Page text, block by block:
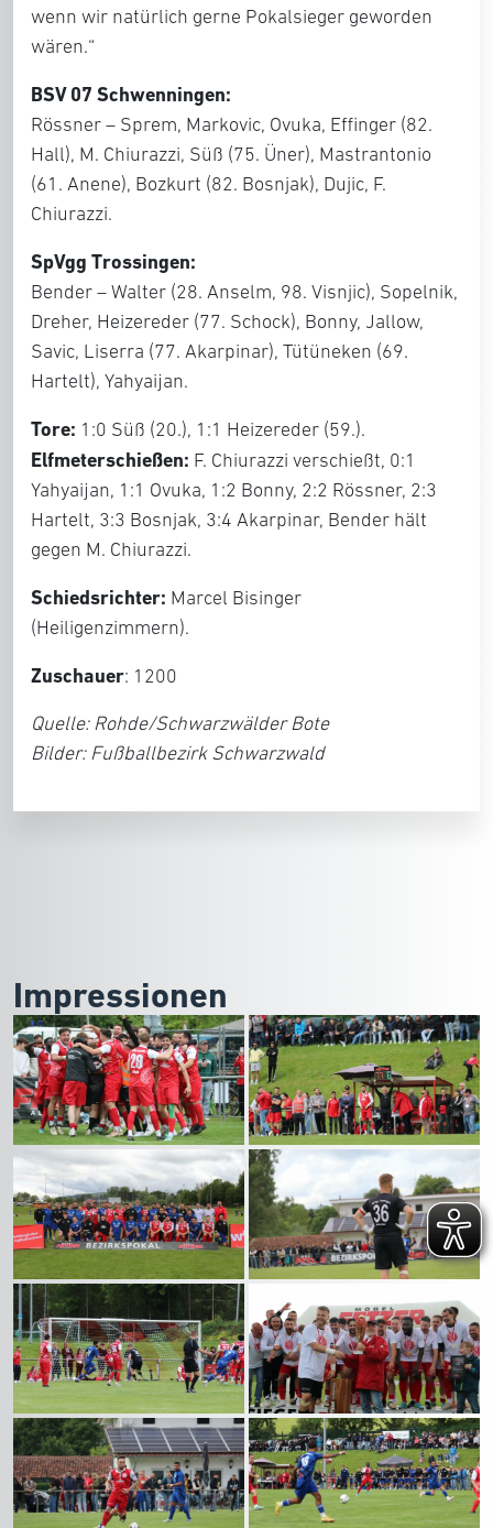
wenn wir natürlich gerne Pokalsieger geworden
wären.“
BSV 07 Schwenningen:
Rössner – Sprem, Markovic, Ovuka, Effinger (82.
Hall), M. Chiurazzi, Süß (75. Üner), Mastrantonio
(61. Anene), Bozkurt (82. Bosnjak), Dujic, F.
Chiurazzi.
SpVgg Trossingen:
Bender – Walter (28. Anselm, 98. Visnjic), Sopelnik,
Dreher, Heizereder (77. Schock), Bonny, Jallow,
Savic, Liserra (77. Akarpinar), Tütüneken (69.
Hartelt), Yahyaijan.
Tore: 1:0 Süß (20.), 1:1 Heizereder (59.).
Elfmeterschießen: F. Chiurazzi verschießt, 0:1
Yahyaijan, 1:1 Ovuka, 1:2 Bonny, 2:2 Rössner, 2:3
Hartelt, 3:3 Bosnjak, 3:4 Akarpinar, Bender hält
gegen M. Chiurazzi.
Schiedsrichter: Marcel Bisinger
(Heiligenzimmern).
Zuschauer: 1200
Quelle: Rohde/Schwarzwälder Bote
Bilder: Fußballbezirk Schwarzwald
Impressionen